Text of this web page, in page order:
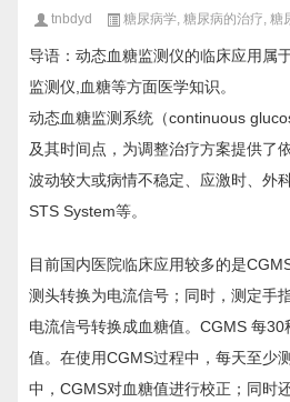
tnbdyd 糖尿病学, 糖尿病的治疗, 糖
导语：动态血糖监测仪的临床应用属
监测仪,血糖等方面医学知识。
动态血糖监测系统（continuous
及其时间点，为调整治疗方案提供了
波动较大或病情不稳定、应激时、外
STS System等。
目前国内医院临床应用较多的是
测头转换为电流信号；同时，测定手
电流信号转换成血糖值。CGMS 每
值。在使用CGMS过程中，每天至少
中，CGMS对血糖值进行校正；同时